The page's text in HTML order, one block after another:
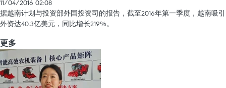
11/04/2016 02:08
据越南计划与投资部外国投资司的报告，截至2016年第一季度，越南吸引
外资达40.3亿美元，同比增长219%。
更多